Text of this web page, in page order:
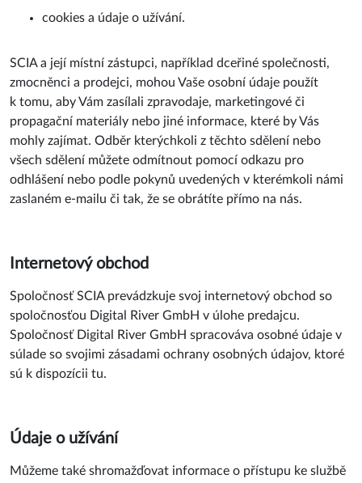
cookies a údaje o užívání.
SCIA a její místní zástupci, například dceřiné společnosti,
zmocněnci a prodejci, mohou Vaše osobní údaje použít
k tomu, aby Vám zasílali zpravodaje, marketingové či
propagační materiály nebo jiné informace, které by Vás
mohly zajímat. Odběr kterýchkoli z těchto sdělení nebo
všech sdělení můžete odmítnout pomocí odkazu pro
odhlášení nebo podle pokynů uvedených v kterémkoli námi
zaslaném e-mailu či tak, že se obrátíte přímo na nás.
Internetový obchod
Spoločnosť SCIA prevádzkuje svoj internetový obchod so
spoločnosťou Digital River GmbH v úlohe predajcu.
Spoločnosť Digital River GmbH spracováva osobné údaje v
súlade so svojimi zásadami ochrany osobných údajov, ktoré
sú k dispozícii tu.
Údaje o užívání
Můžeme také shromažďovat informace o přístupu ke službě